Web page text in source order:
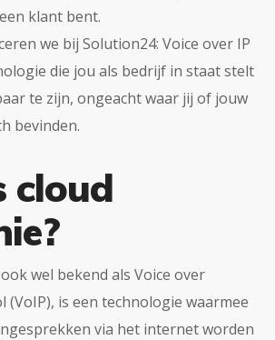
klant bent.
we bij Solution24: Voice over IP
die jou als bedrijf in staat stelt
te zijn, ongeacht waar jij of jouw
bevinden.
cloud
ook wel bekend als Voice over
is een technologie waarmee
via het internet worden